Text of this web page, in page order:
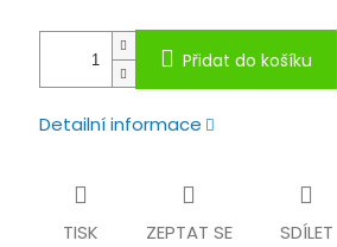
Přidat do košíku
Detailní informace
TISK ZEPTAT SE SDÍLET